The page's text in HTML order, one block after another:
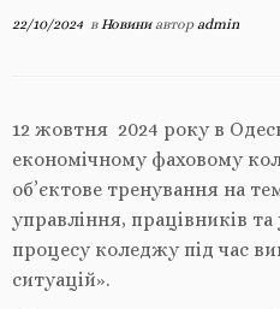
22/10/2024 в Новиниавторadmin
12 жовтня 2024 року в
економічному фаховому
об’єктове тренування на
управління, працівників та
процесу коледжу під час
ситуацій».